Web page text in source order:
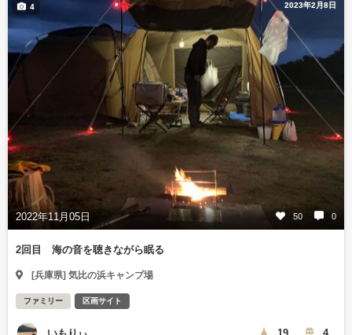
2023年2月8日
2022年11月05日 50 0
4
2回目 海の音を聴きながら眠る
[兵庫県] 気比の浜キャンプ場
ファミリー 区画サイト